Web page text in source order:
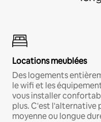
Locations meublées
Des logements
le wifi et les
vous installer
plus. C'est l'alternative
moyenne ou longue